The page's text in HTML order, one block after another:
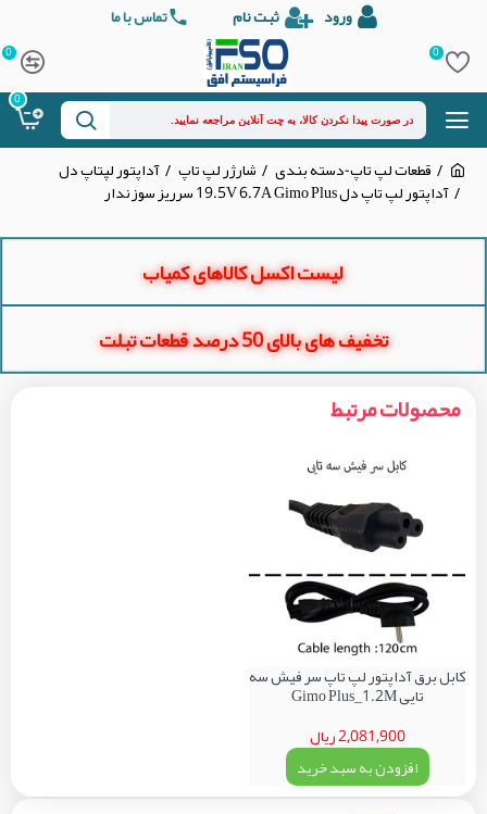
ورود ثبت نام تماس با ما
0
0
0
قطعات لپ تاپ-دسته بندی شارژر لپ تاپ آداپتور لپتاپ دل
آداپتور لپ تاپ دل 19.5V 6.7A Gimo Plus سرریز سوزندار
لیست اکسل کالاهای کمیاب
تخفیف های بالای 50 درصد قطعات تبلت
محصولات مرتبط
کابل برق آداپتور لپ تاپ سر فیش سه
تایی Gimo Plus_1.2M
2,081,900 ریال
افزودن به سبد خرید